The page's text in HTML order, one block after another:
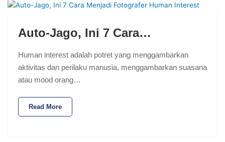
Auto-Jago, Ini 7 Cara…
Human interest adalah potret yang menggambarkan
aktivitas dan perilaku manusia, menggambarkan suasana
atau mood orang…
Read More